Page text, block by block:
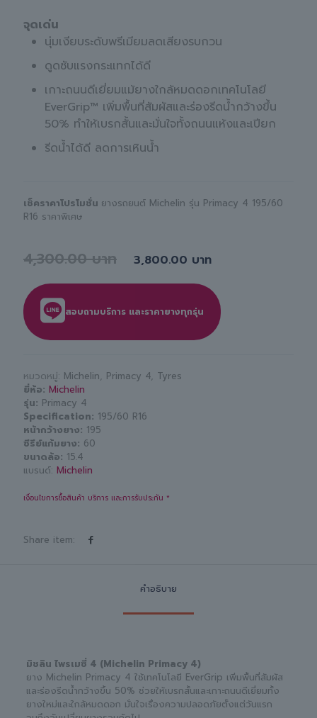
จุดเด่น
นุ่มเงียบระดับพรีเมียมลดเสียงรบกวน
ดูดซับแรงกระแทกได้ดี
เกาะถนนดีเยี่ยมแม้ยางใกล้หมดดอกเทคโนโลยี
EverGrip™ เพิ่มพื้นที่สัมผัสและร่องรีดน้ำกว้างขึ้น
50% ทำให้เบรกสั้นและมั่นใจทั้งถนนแห้งและเปียก
รีดน้ำได้ดี ลดการเหินน้ำ
เช็คราคาโปรโมชั่น ยางรถยนต์ Michelin รุ่น Primacy 4 195/60
R16 ราคาพิเศษ
4,300.00 3,800.00
สอบถามบริการ และราคายางทุกรุ่น
หมวดหมู่: Michelin, Primacy 4, Tyres
ยี่ห้อ Michelin
รุ่น Primacy 4
Specification 195/60 R16
หน้ากว้างยาง 195
ซีรีย์แก้มยาง 60
ขนาดล้อ 15.4
แบรนด์: Michelin
เงื่อนไขการซื้อสินค้า บริการ และการรับประกัน *
Share item:
คำอธิบาย
มิชลิน ไพรเมซี่ 4 (Michelin Primacy 4)
ยาง Michelin Primacy 4 ใช้เทคโนโลยี EverGrip เพิ่มพื้นที่สัมผัส
และร่องรีดน้ำกว้างขึ้น 50% ช่วยให้เบรกสั้นและเกาะถนนดีเยี่ยมทั้ง
ยางใหม่และใกล้หมดดอก มั่นใจเรื่องความปลอดภัยตั้งแต่วันแรก